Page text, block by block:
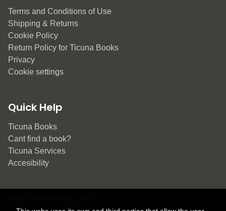
Terms and Conditions of Use
Shipping & Returns
Cookie Policy
Return Policy for Ticuna Books
Privacy
Cookie settings
Quick Help
Ticuna Books
Cant find a book?
Ticuna Services
Accesibility